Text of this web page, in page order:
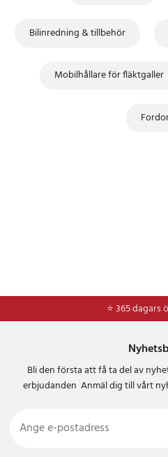
Bilinredning & tillbehör
Mobilhållare för fläktgaller
⭐ 365 dagars
⭐Frakt
Bli den första att få ta del av
erbjudanden Anmäl dig till vårt